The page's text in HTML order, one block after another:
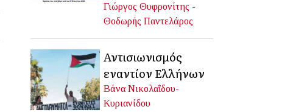
Γιώργος Θυφρονίτης -
Θοδωρής Παντελάρος
Αντισιωνισμός
εναντίον Ελλήνων
Βάνα Νικολαΐδου-
Κυριανίδου